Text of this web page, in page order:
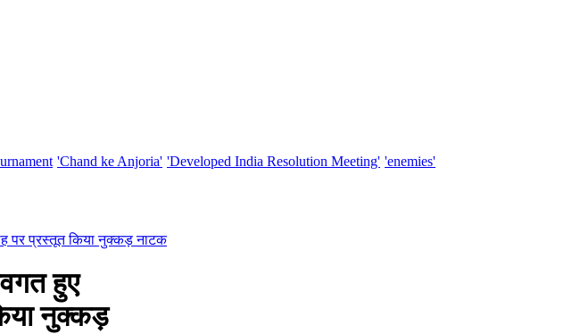
'Chand ke Anjoria' 'Developed India Resolution Meeting' 'enemies'
पर प्रस्तूत किया नुक्कड़ नाटक
हुए
नुक्कड़